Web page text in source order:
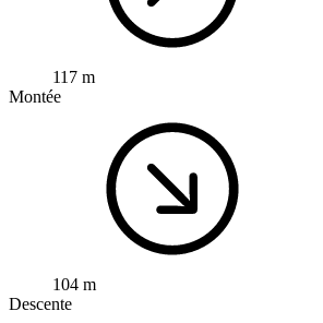
117 m
Montée
104 m
Descente